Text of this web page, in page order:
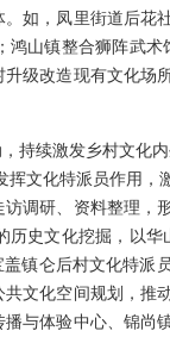
如，凤里街道后花
山镇整合狮阵武
级改造现有文化场
持续激发乡村文化
文化特派员作用，
调研、资料整理，
史文化挖掘，以
镇仑后村文化特派
文化空间规划，推
与体验中心、锦尚